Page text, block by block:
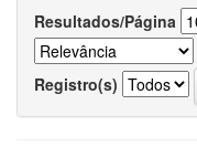
Resultados/Página
Registro(s)